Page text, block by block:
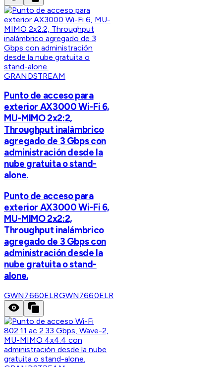
GRANDSTREAM
Punto de acceso para
exterior AX3000 Wi-Fi 6,
MU-MIMO 2x2:2,
Throughput inalámbrico
agregado de 3 Gbps con
administración desde la
nube gratuita o stand-
alone.
Punto de acceso para
exterior AX3000 Wi-Fi 6,
MU-MIMO 2x2:2,
Throughput inalámbrico
agregado de 3 Gbps con
administración desde la
nube gratuita o stand-
alone.
GWN7660ELRGWN7660ELR